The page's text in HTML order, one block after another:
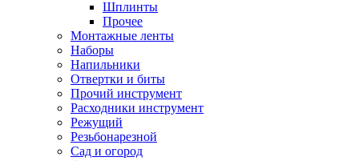
Шплинты
Прочее
Монтажные ленты
Наборы
Напильники
Отвертки и биты
Прочий инструмент
Расходники инструмент
Режущий
Резьбонарезной
Сад и огород